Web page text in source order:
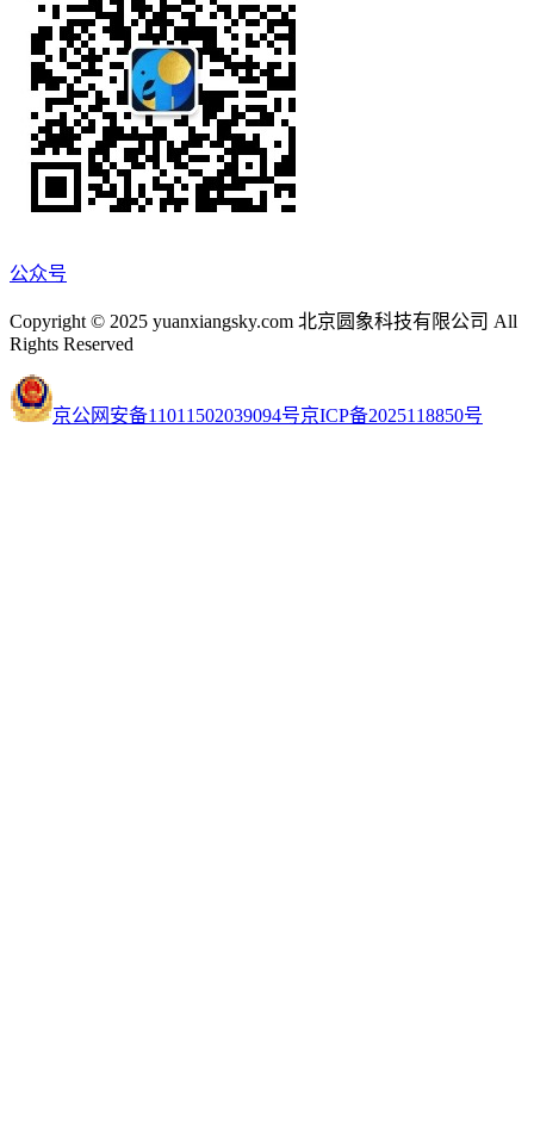
公众号
Copyright © 2025 yuanxiangsky.com 北京圆象科技有限公司 All
Rights Reserved
京公网安备11011502039094号京ICP备2025118850号